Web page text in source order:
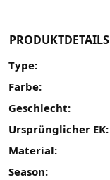
PRODUKTDETAILS
Type:
Farbe:
Geschlecht:
Ursprünglicher EK:
Material:
Season: